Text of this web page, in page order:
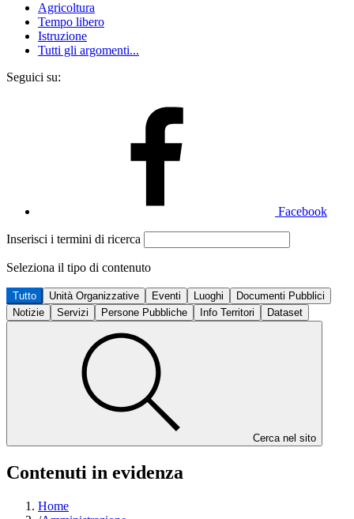
Agricoltura
Tempo libero
Istruzione
Tutti gli argomenti...
Seguici su:
Facebook
Inserisci i termini di ricerca
Seleziona il tipo di contenuto
Tutto Unità Organizzative Eventi Luoghi
Documenti Pubblici
Notizie
Servizi Persone Pubbliche Info Territori Dataset
Cerca nel sito
Contenuti in evidenza
Home